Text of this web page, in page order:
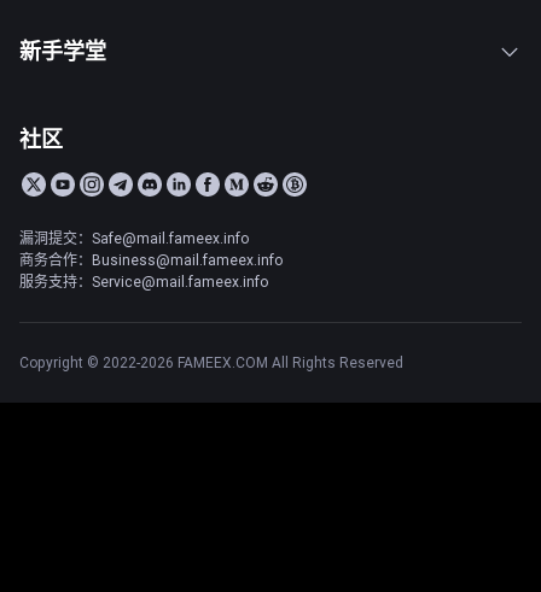
新手学堂
社区
漏洞提交：Safe@mail.fameex.info
商务合作：Business@mail.fameex.info
服务支持：Service@mail.fameex.info
Copyright © 2022-2026 FAMEEX.COM All Rights Reserved